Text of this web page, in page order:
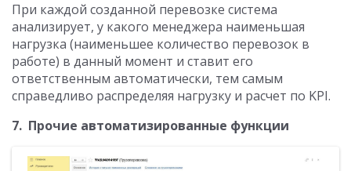
При каждой созданной перевозке система
анализирует, у какого менеджера наименьшая
нагрузка (наименьшее количество перевозок в
работе) в данный момент и ставит его
ответственным автоматически, тем самым
справедливо распределяя нагрузку и расчет по KPI.
7. Прочие автоматизированные функции